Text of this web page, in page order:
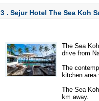
3 . Sejur Hotel The Sea Koh
The Sea
drive from
The
kitchen
The Sea
km away.